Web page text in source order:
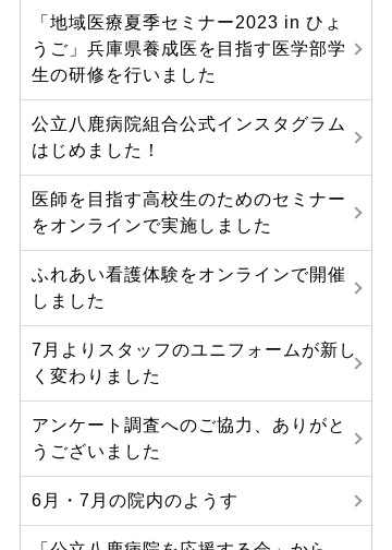
「地域医療夏季セミナー2023 in ひょ
うご」兵庫県養成医を目指す医学部学
生の研修を行いました
公立八鹿病院組合公式インスタグラム
はじめました！
医師を目指す高校生のためのセミナー
をオンラインで実施しました
ふれあい看護体験をオンラインで開催
しました
7月よりスタッフのユニフォームが新し
く変わりました
アンケート調査へのご協力、ありがと
うございました
6月・7月の院内のようす